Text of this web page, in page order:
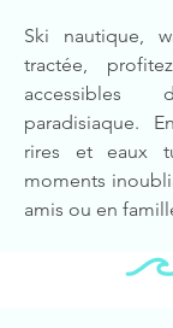
Ski nautique,
tractée,
paradisiaque.
rires et eaux
moments
amis ou en